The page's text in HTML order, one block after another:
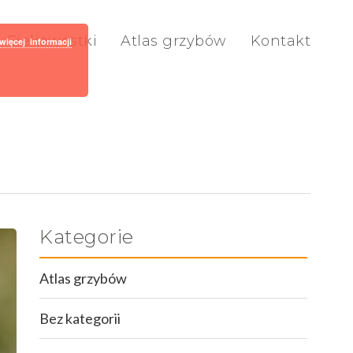
Ciekawostki Atlas grzybów Kontakt
Kategorie
Atlas grzybów
Bez kategorii
więcej informacji